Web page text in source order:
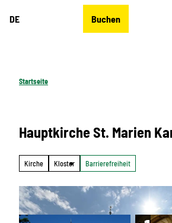
DE Buchen
Startseite
Hauptkirche St. Marien
Kirche Kloster Barrierefreiheit